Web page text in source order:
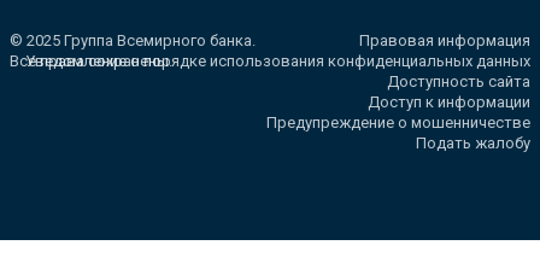
© 2025 Группа Всемирного банка.
Все права сохранены.
Правовая информация
Уведомление о порядке использования конфиденциальных данных
Доступность сайта
Доступ к информации
Предупреждение о мошенничестве
Подать жалобу